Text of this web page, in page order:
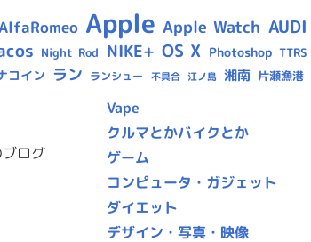
Apple Apple Watch AUDI
Night Rod NIKE+ OS X Photoshop TTRS
コイン ラン ランシュー 不具合 江ノ島 湘南 片瀬漁港
ログ
Vape
クルマとかバイクとか
ゲーム
コンピュータ・ガジェット
ダイエット
デザイン・写真・映像